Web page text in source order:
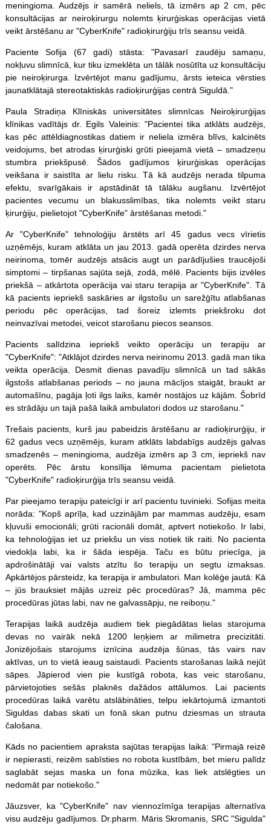
meningioma. Audzējs ir samērā neliels, tā izmērs ap 2 cm, pēc
konsultācijas ar neiroķirurgu nolemts ķirurģiskas operācijas vietā
veikt ārstēšanu ar "CyberKnife" radioķirurģiju trīs seansu veidā.
Paciente Sofija (67 gadi) stāsta: "Pavasarī zaudēju samaņu,
nokļuvu slimnīcā, kur tiku izmeklēta un tālāk nosūtīta uz konsultāciju
pie neiroķirurga. Izvērtējot manu gadījumu, ārsts ieteica vērsties
jaunatklātajā stereotaktiskās radioķirurģijas centrā Siguldā."
Paula Stradiņa Klīniskās universitātes slimnīcas Neiroķirurģijas
klīnikas vadītājs dr. Egils Valeinis: "Pacientei tika atklāts audzējs,
kas pēc attēldiagnostikas datiem ir neliela izmēra blīvs, kalcinēts
veidojums, bet atrodas ķirurģiski grūti pieejamā vietā – smadzeņu
stumbra priekšpusē. Šādos gadījumos ķirurģiskas operācijas
veikšana ir saistīta ar lielu risku. Tā kā audzējs nerada tilpuma
efektu, svarīgākais ir apstādināt tā tālāku augšanu. Izvērtējot
pacientes vecumu un blakusslimības, tika nolemts veikt staru
ķirurģiju, pielietojot "CyberKnife" ārstēšanas metodi."
Ar "CyberKnife" tehnoloģiju ārstēts arī 45 gadus vecs vīrietis
uzņēmējs, kuram atklāta un jau 2013. gadā operēta dzirdes nerva
neirinoma, tomēr audzējs atsācis augt un parādījušies traucējoši
simptomi – tirpšanas sajūta sejā, zodā, mēlē. Pacients bijis izvēles
priekšā – atkārtota operācija vai staru terapija ar "CyberKnife". Tā
kā pacients iepriekš saskāries ar ilgstošu un sarežģītu atlabšanas
periodu pēc operācijas, tad šoreiz izlemts priekšroku dot
neinvazīvai metodei, veicot starošanu piecos seansos.
Pacients salīdzina iepriekš veikto operāciju un terapiju ar
"CyberKnife": "Atklājot dzirdes nerva neirinomu 2013. gadā man tika
veikta operācija. Desmit dienas pavadīju slimnīcā un tad sākās
ilgstošs atlabšanas periods – no jauna mācījos staigāt, braukt ar
automašīnu, pagāja ļoti ilgs laiks, kamēr nostājos uz kājām. Šobrīd
es strādāju un tajā pašā laikā ambulatori dodos uz starošanu."
Trešais pacients, kurš jau pabeidzis ārstēšanu ar radioķirurģiju, ir
62 gadus vecs uzņēmējs, kuram atklāts labdabīgs audzējs galvas
smadzenēs – meningioma, audzēja izmērs ap 3 cm, iepriekš nav
operēts. Pēc ārstu konsīlija lēmuma pacientam pielietota
"CyberKnife" radioķirurģija trīs seansu veidā.
Par pieejamo terapiju pateicīgi ir arī pacientu tuvinieki. Sofijas meita
norāda: "Kopš aprīļa, kad uzzinājām par mammas audzēju, esam
kļuvuši emocionāli; grūti racionāli domāt, aptvert notiekošo. Ir labi,
ka tehnoloģijas iet uz priekšu un viss notiek tik raiti. No pacienta
viedokļa labi, ka ir šāda iespēja. Taču es būtu priecīga, ja
apdrošinātāji vai valsts atzītu šo terapiju un segtu izmaksas.
Apkārtējos pārsteidz, ka terapija ir ambulatori. Man kolēģe jautā: Kā
– jūs brauksiet mājās uzreiz pēc procedūras? Jā, mamma pēc
procedūras jūtas labi, nav ne galvassāpju, ne reiboņu."
Terapijas laikā audzēja audiem tiek piegādātas lielas starojuma
devas no vairāk nekā 1200 leņķiem ar milimetra precizitāti.
Jonizējošais starojums iznīcina audzēja šūnas, tās vairs nav
aktīvas, un to vietā ieaug saistaudi. Pacients starošanas laikā nejūt
sāpes. Jāpierod vien pie kustīgā robota, kas veic starošanu,
pārvietojoties sešās plaknēs dažādos attālumos. Lai pacients
procedūras laikā varētu atslābināties, telpu iekārtojumā izmantoti
Siguldas dabas skati un fonā skan putnu dziesmas un strauta
čalošana.
Kāds no pacientiem apraksta sajūtas terapijas laikā: "Pirmajā reizē
ir nepierasti, reizēm sabīsties no robota kustībām, bet mieru palīdz
saglabāt sejas maska un fona mūzika, kas liek atslēgties un
nedomāt par notiekošo."
Jāuzsver, ka "CyberKnife" nav viennozīmīga terapijas alternatīva
visu audzēju gadījumos. Dr.pharm. Māris Skromanis, SRC "Sigulda"